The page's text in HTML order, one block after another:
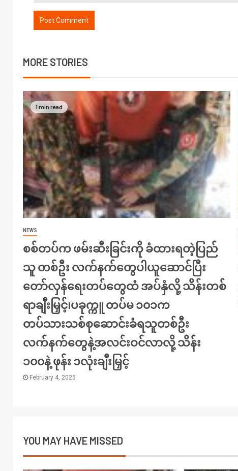
MORE STORIES
1 min read
NEWS
စစ်တပ်က ဖမ်းဆီးခြင်းကို ခံထားရတဲ့ပြည်
သူ တစ်ဦး လက်နက်တွေပါယူဆောင်ပြီး
တော်လှန်ရေးတပ်တွေထံ အပ်နှံလို့ သိန်းတစ်
ရာချီးမြှင့်၊ပခုက္ကူ တပ်မ ၁၀၁က
တပ်သားသစ်စုဆောင်းခံရသူတစ်ဦး
လက်နက်တွေနဲ့အလင်းဝင်လာလို့ သိန်း
၁၀၀နဲ့ ဖုန်း ၁လုံးချီးမြှင့်
February 4, 2025
YOU MAY HAVE MISSED